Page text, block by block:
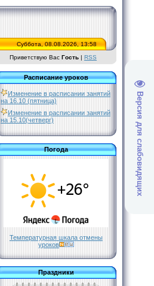
Версия для слабовидящих
Суббота, 08.08.2026, 13:58
Приветствую Вас Гость | RSS
Расписание уроков
Изменение в расписании занятий
на 16.10 (пятница)
Изменение в расписании занятий
на 15.10(четверг)
Погода
Температурная шкала отмены
уроков
Праздники